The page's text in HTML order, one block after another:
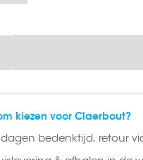
kiezen voor Claerbout?
bedenktijd, retour